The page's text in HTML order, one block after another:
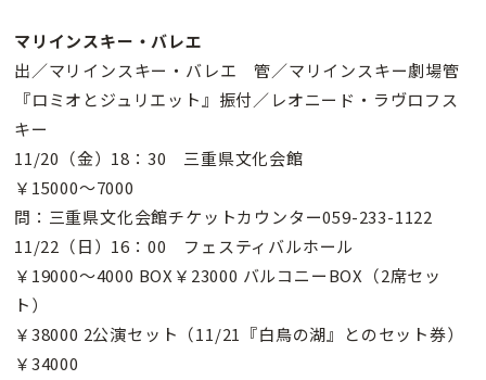
マリインスキー・バレエ
出／マリインスキー・バレエ 管／マリインスキー劇場管
『ロミオとジュリエット』振付／レオニード・ラヴロフス
キー
11/20（金）18：30 三重県文化会館
￥15000〜7000
問：三重県文化会館チケットカウンター059-233-1122
11/22（日）16：00 フェスティバルホール
￥19000〜4000 BOX￥23000 バルコニーBOX（2席セッ
ト）
￥38000 2公演セット（11/21『白鳥の湖』とのセット券）
￥34000